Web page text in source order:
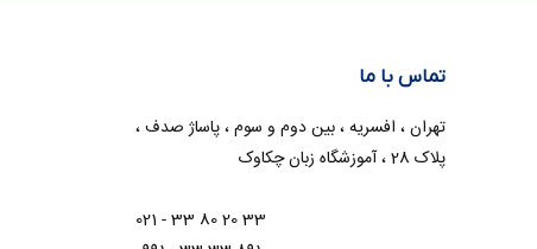
تماس با ما
تهران ، افسریه ، بین دوم و سوم ، پاساژ صدف ،
پلاک 28 ، آموزشگاه زبان چکاوک
021 - 33 80 20 33